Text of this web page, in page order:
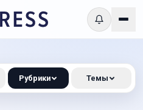
Рубрики Темы